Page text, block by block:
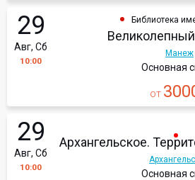
29
Авг, Сб
10:00
Библиотека
Манеж
Основная
от
29
Авг, Сб
10:00
Архангельское.
Основная